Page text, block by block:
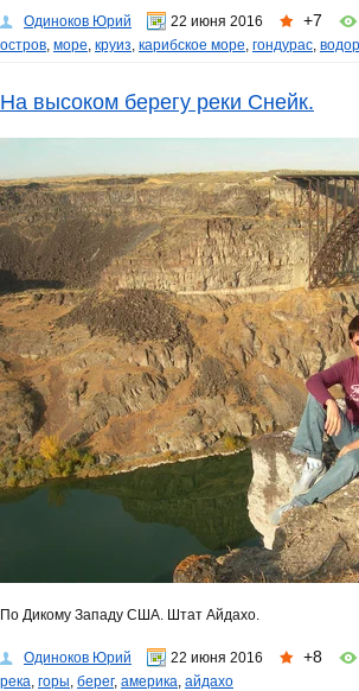
Одиноков Юрий 22 июня 2016 +7
остров, море, круиз, карибское море, гондурас,
На высоком берегу реки Снейк.
По Дикому Западу США. Штат Айдахо.
Одиноков Юрий 22 июня 2016 +8
река, горы, берег, америка, айдахо